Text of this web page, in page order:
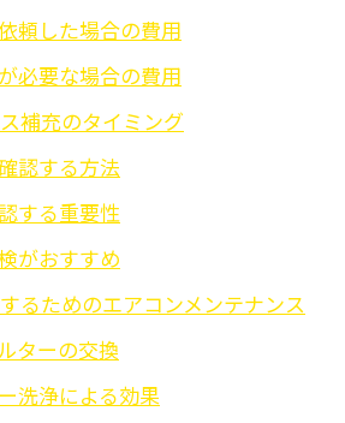
頼した場合の費用
必要な場合の費用
補充のタイミング
認する方法
する重要性
がおすすめ
るためのエアコンメンテナンス
ターの交換
洗浄による効果